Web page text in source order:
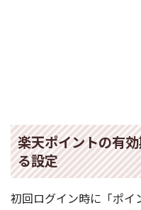
楽天ポイントの有
る設定
初回ログイン時に「ポイ